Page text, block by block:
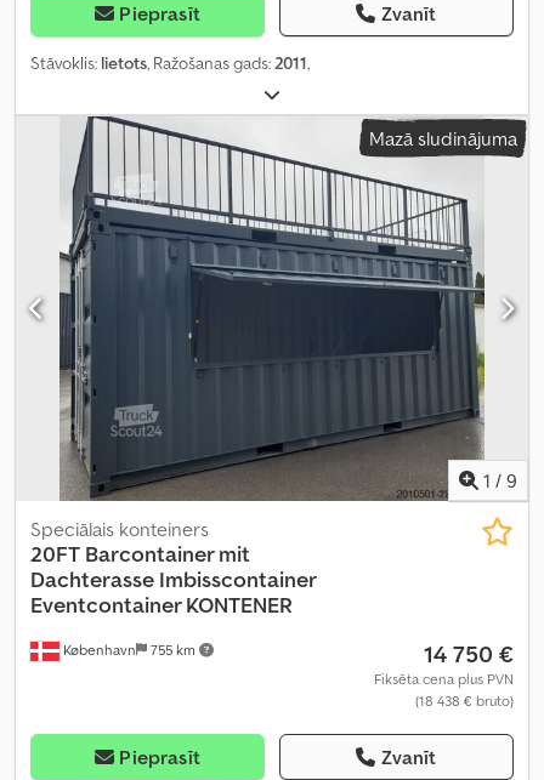
Pieprasīt Zvanīt
Stāvoklis: lietots, Ražošanas gads:2011,
Mazā sludinājuma
1 / 9
København 755 km
Speciālais konteiners
20FT Barcontainer mit
Dachterasse Imbisscontainer
Eventcontainer KONTENER
14 750 €
Fiksēta cena plus PVN
(18 438 € bruto)
Pieprasīt Zvanīt